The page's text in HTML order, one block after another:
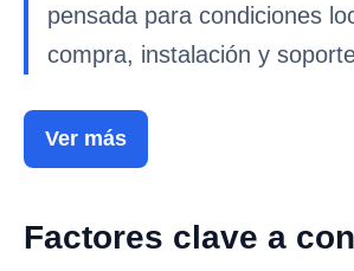
pensada para condiciones
compra, instalación y
Ver más
Factores clave a